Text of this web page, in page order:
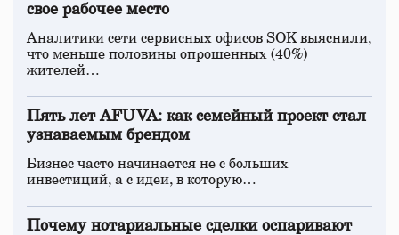
свое рабочее место
Аналитики сети сервисных офисов SOK выяснили,
что меньше половины опрошенных (40%)
жителей…
Пять лет AFUVA: как семейный проект стал
узнаваемым брендом
Бизнес часто начинается не с больших
инвестиций, а с идеи, в которую…
Почему нотариальные сделки оспаривают